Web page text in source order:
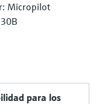
Micropilot
para los